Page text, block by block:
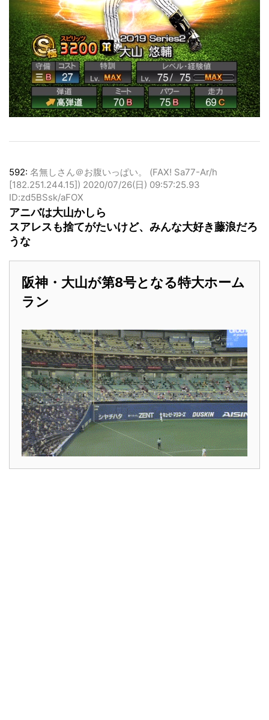
592: 名無しさん＠お腹いっぱい。 (FAX! Sa77-Ar/h
[182.251.244.15]) 2020/07/26(日) 09:57:25.93
ID:zd5BSsk/aFOX
アニバは大山かしら
スアレスも捨てがたいけど、みんな大好き藤浪だろ
うな
阪神・大山が第8号となる特大ホーム
ラン